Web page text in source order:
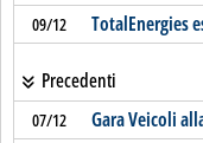
09/12 TotalEnergies
Precedenti
07/12 Gara Veicoli